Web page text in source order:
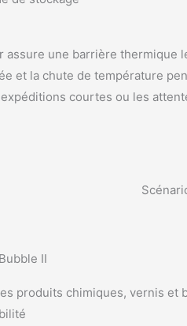
assure une barrière thermique
et la chute de température
courtes ou les
été
II
produits chimiques, vernis et